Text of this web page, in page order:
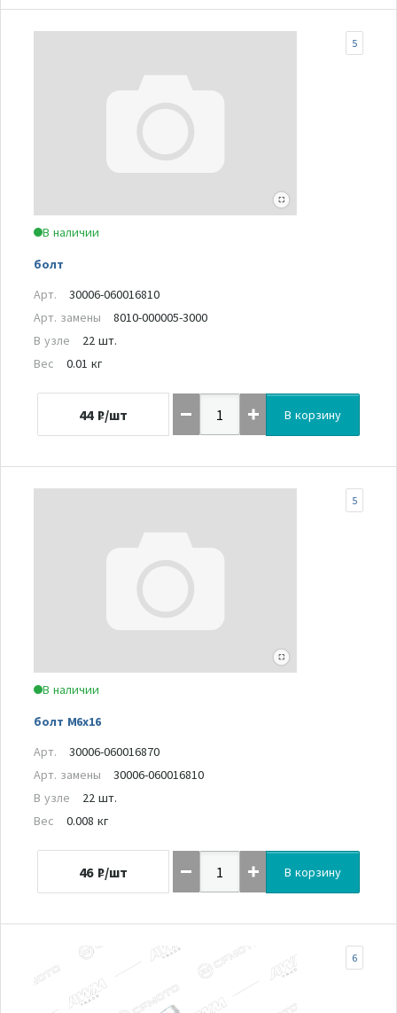
В наличии
болт
5
Арт.
30006-060016810
Арт. замены
8010-000005-3000
В узле
22 шт.
Вес
0.01 кг
44 ₽/шт В корзину
В наличии
болт M6x16
5
Арт.
30006-060016870
Арт. замены
30006-060016810
В узле
22 шт.
Вес
0.008 кг
46 ₽/шт В корзину
6